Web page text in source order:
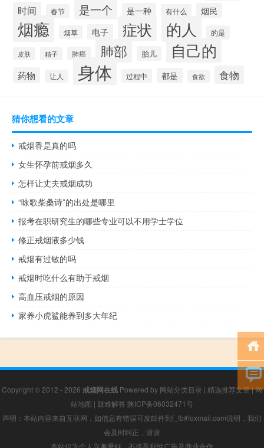
时间 春节 是一个 是一种 有什么 烟民
烟瘾 烟草 电子 症状 的人 的是
皮肤 精子 肺癌 肺部 胎儿 自己的
药物 让人 身体 过程中 都是 食欲 食物
猜你想看的文章
戒烟香是真的吗
女生怀孕前戒烟多久
怎样让丈夫戒烟成功
“咏歌柴桑诗”的出处是哪里
报考在职研究生的哪些专业可以不用学士学位
修正戒烟液多少钱
戒烟有过敏的吗
戒烟时吃什么有助于戒烟
高血压戒烟的原因
家养小虎鲨能养到多大年纪
Copyright © 2012 - 2026 戒烟网在线 Powered by 网站分类目录 | 精选推荐文章|网
站地图 | 疑难解答 陕ICP备06032471号
声明：本站内容来自互联网，如信息有错误可发邮件到f_fb#foxmail.com说明，我们
会及时纠正，谢谢